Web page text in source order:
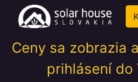
Ceny sa zobrazia
prihlásení do